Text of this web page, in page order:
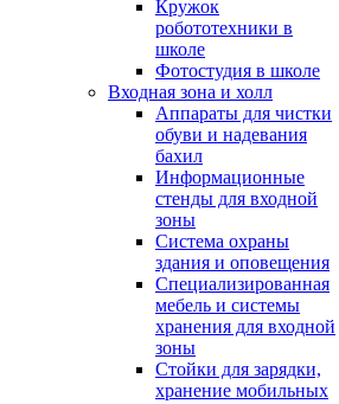
Кружок
робототехники в
школе
Фотостудия в школе
Входная зона и холл
Аппараты для чистки
обуви и надевания
бахил
Информационные
стенды для входной
зоны
Система охраны
здания и оповещения
Специализированная
мебель и системы
хранения для входной
зоны
Стойки для зарядки,
хранение мобильных